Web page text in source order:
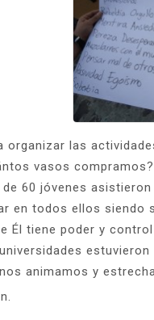
organizar las
vasos
60 jóvenes
en todos ellos siendo
Él tiene poder y
animamos y